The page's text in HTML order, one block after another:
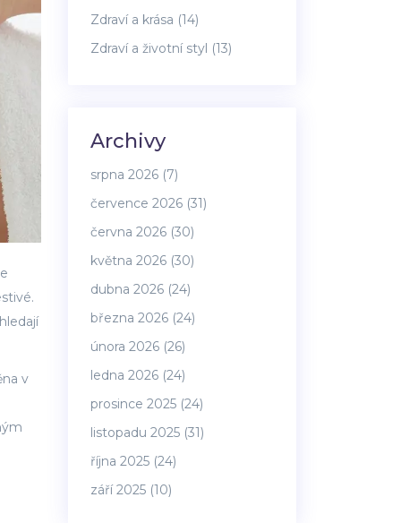
v
Zdraví a krása (14)
Zdraví a životní styl (13)
Archivy
srpna 2026 (7)
července 2026 (31)
června 2026 (30)
května 2026 (30)
dubna 2026 (24)
března 2026 (24)
února 2026 (26)
ledna 2026 (24)
prosince 2025 (24)
listopadu 2025 (31)
října 2025 (24)
září 2025 (10)